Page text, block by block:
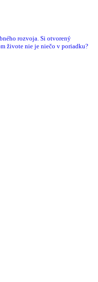
rozvoja. Si otvorený
živote nie je niečo v poriadku?